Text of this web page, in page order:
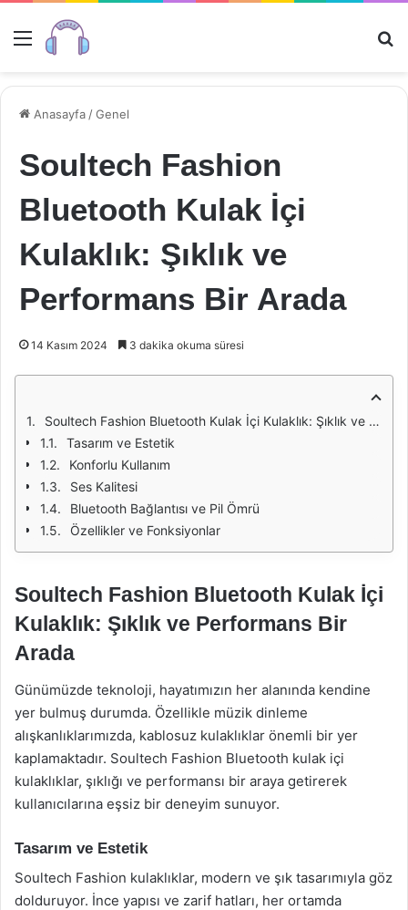
Menü
Anasayfa /Genel
Soultech Fashion
Bluetooth Kulak İçi
Kulaklık: Şıklık ve
Performans Bir Arada
14 Kasım 2024 3 dakika okuma süresi
Soultech Fashion Bluetooth Kulak İçi Kulaklık: Şıklık ve Performans Bir Arada
Tasarım ve Estetik
Konforlu Kullanım
Ses Kalitesi
Bluetooth Bağlantısı ve Pil Ömrü
Özellikler ve Fonksiyonlar
Soultech Fashion Bluetooth Kulak İçi
Kulaklık: Şıklık ve Performans Bir
Arada
Günümüzde teknoloji, hayatımızın her alanında kendine
yer bulmuş durumda. Özellikle müzik dinleme
alışkanlıklarımızda, kablosuz kulaklıklar önemli bir yer
kaplamaktadır. Soultech Fashion Bluetooth kulak içi
kulaklıklar, şıklığı ve performansı bir araya getirerek
kullanıcılarına eşsiz bir deneyim sunuyor.
Tasarım ve Estetik
Soultech Fashion kulaklıklar, modern ve şık tasarımıyla göz
dolduruyor. İnce yapısı ve zarif hatları, her ortamda